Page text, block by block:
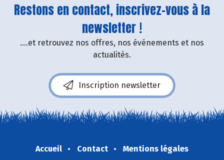
Restons en contact, inscrivez-vous à la
newsletter !
....et retrouvez nos offres, nos événements et nos
actualités.
Inscription newsletter
Accueil Contact
Mentions légales